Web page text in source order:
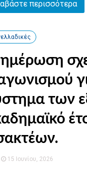
περισσότερα
των
15 Ιουνίου, 2026